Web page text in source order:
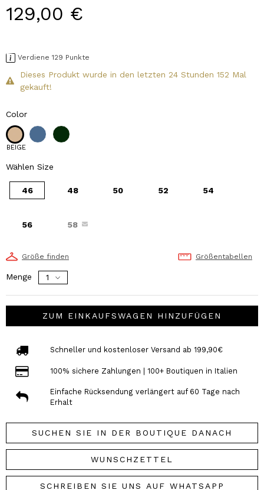
129,00 €
Verdiene 129 Punkte
Dieses Produkt wurde in den letzten 24 Stunden 152 Mal
gekauft!
Color
BEIGE
Wählen Size
46 48 50 52 54
56 58
Größe finden Größentabellen
Menge
ZUM EINKAUFSWAGEN HINZUFÜGEN
Schneller und kostenloser Versand ab 199,90€
100% sichere Zahlungen | 100+ Boutiquen in Italien
Einfache Rücksendung verlängert auf 60 Tage nach
Erhalt
SUCHEN SIE IN DER BOUTIQUE DANACH
WUNSCHZETTEL
SCHREIBEN SIE UNS AUF WHATSAPP